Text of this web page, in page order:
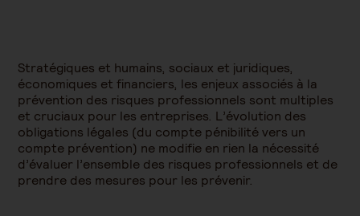
Stratégiques et humains, sociaux et juridiques,
économiques et financiers, les enjeux associés à la
prévention des risques professionnels sont multiples
et cruciaux pour les entreprises. L’évolution des
obligations légales (du compte pénibilité vers un
compte prévention) ne modifie en rien la nécessité
d’évaluer l’ensemble des risques professionnels et de
prendre des mesures pour les prévenir.